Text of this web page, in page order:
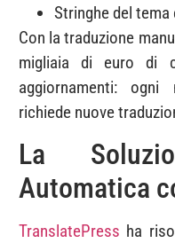
Stringhe del tema
Con la traduzione
migliaia di euro di
aggiornamenti:
richiede nuove
La
Automatica
TranslatePress ha